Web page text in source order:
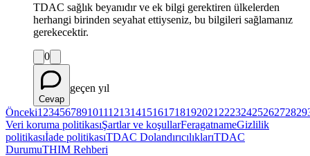
TDAC sağlık beyanıdır ve ek bilgi gerektiren ülkelerden
herhangi birinden seyahat ettiyseniz, bu bilgileri sağlamanız
gerekecektir.
0
Cevap
geçen yıl
Önceki1 23456789101112131415161718192021 2223242526272829
Veri koruma politikasıŞartlar ve koşullarFeragatnameGizlilik
politikasıİade politikasıTDAC DolandırıcılıklarıTDAC
DurumuTHIM Rehberi